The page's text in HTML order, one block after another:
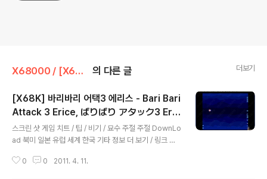
X68000 / [X68K]/슈팅 의 다른 글 더보기
[X68K] 바리바리 어택3 에리스 - Bari Bari
Attack 3 Erice, ばりばり アタック3 Eric
e
스크린 샷 게임 치트 / 팁 / 비기 / 묘수 주절 주절 DownLo
ad 북미 일본 유럽 세계 한국 기타 정보 더 보기 / 링크 관
0 0 2011. 4. 11.